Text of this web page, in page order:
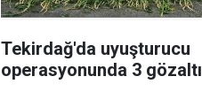
Tekirdağ'da uyuşturucu
operasyonunda 3 gözaltı